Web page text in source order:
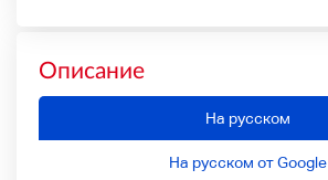
Описание
На русском
На русском от Google